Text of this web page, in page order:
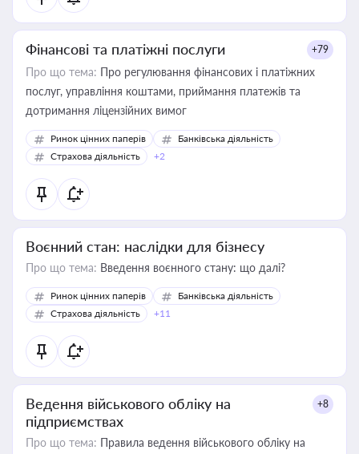
Фінансові та платіжні послуги +79
Про що тема: Про регулювання фінансових і платіжних
послуг, управління коштами, приймання платежів та
дотримання ліцензійних вимог
Ринок цінних паперів
Банківська діяльність
Страхова діяльність
+2
Воєнний стан: наслідки для бізнесу
Про що тема: Введення воєнного стану: що далі?
Ринок цінних паперів
Банківська діяльність
Страхова діяльність
+11
Ведення військового обліку на
підприємствах
+8
Про що тема: Правила ведення військового обліку на